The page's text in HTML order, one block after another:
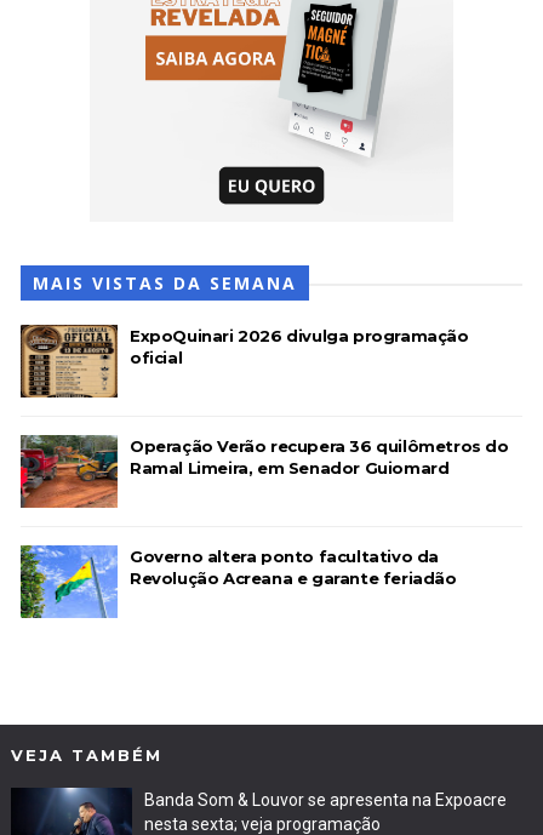
MAIS VISTAS DA SEMANA
ExpoQuinari 2026 divulga programação
oficial
Operação Verão recupera 36 quilômetros do
Ramal Limeira, em Senador Guiomard
Governo altera ponto facultativo da
Revolução Acreana e garante feriadão
VEJA TAMBÉM
Banda Som & Louvor se apresenta na Expoacre
nesta sexta; veja programação